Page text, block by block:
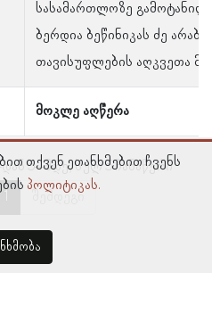
მოკლე აღწერა
სასამართლოზე
ბერდია ბეწინიკას ძე
თავისუფლების აღკვეთა
5–მდე, სულ 5 ჩანაწერი
შემდეგი
თქვენ ეთანხმებით ჩვენს
პოლიტიკას.